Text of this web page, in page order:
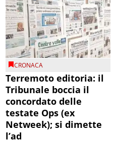
CRONACA
Terremoto editoria: il
Tribunale boccia il
concordato delle
testate Ops (ex
Netweek); si dimette
l’ad